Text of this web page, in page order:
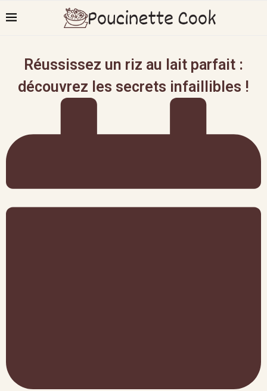
Réussissez un riz au lait parfait :
découvrez les secrets infaillibles !